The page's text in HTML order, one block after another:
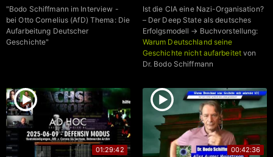
"Bodo Schiffmann im Interview -
bei Otto Cornelius (AfD) Thema: Die
Aufarbeitung Deutscher
Geschichte"
Ist die CIA eine Nazi-Organisation?
– Der Deep State als deutsches
Erfolgsmodell → Buchvorstellung:
Warum Deutschland seine
Geschichte nicht aufarbeitet von
Dr. Bodo Schiffmann
01:29:42 00:42:36